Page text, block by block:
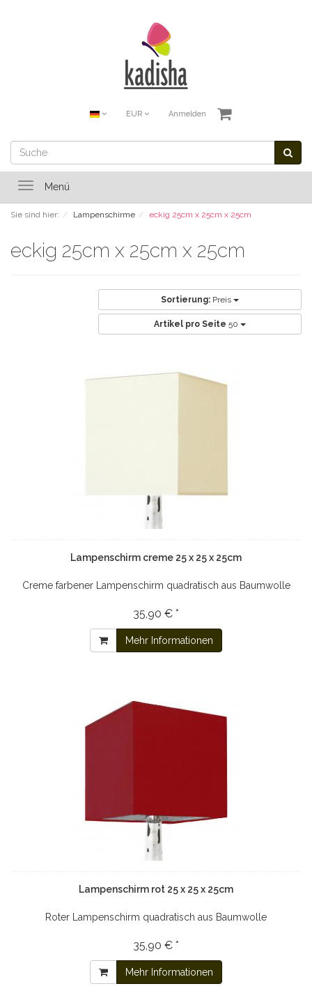
EUR Anmelden
ToggleMenü
Sie sind hier: Lampenschirme eckig 25cm x 25cm x 25cm
eckig 25cm x 25cm x 25cm
Sortierung: Preis
Artikel pro Seite 50
Lampenschirm creme 25 x 25 x 25cm
Creme farbener Lampenschirm quadratisch aus Baumwolle
35,90 € *
Mehr Informationen
Lampenschirm rot 25 x 25 x 25cm
Roter Lampenschirm quadratisch aus Baumwolle
35,90 € *
Mehr Informationen